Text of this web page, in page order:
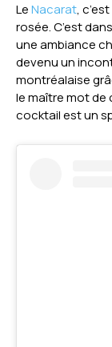
LeNacarat,
rosée. C’est
une ambiance
devenu un
montréalaise
le maître mot de
cocktail est un